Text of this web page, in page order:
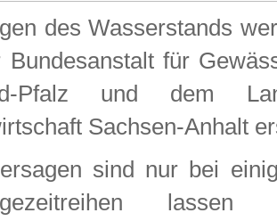
des Wasserstands
Bundesanstalt für
Pfalz und dem
Sachsen-Anhalt
sind nur bei